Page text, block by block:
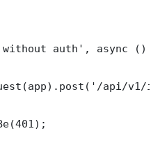
auth', async ()
api/v1/